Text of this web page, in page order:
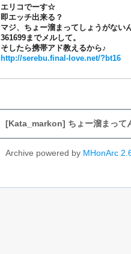
エリコでーす☆
即エッチ出来る？
マジ、ちょー溜まってしょうがない
361699までメルして。
そしたら携帯アド教えるから♪
http://serebu.final-love.net/?bt16
[Kata_markon] ちょー溜まって
Archive powered by MHonArc